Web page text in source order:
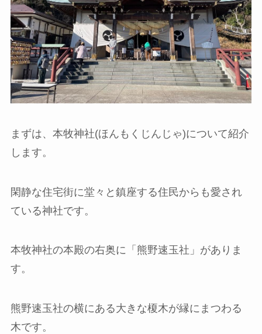
まずは、本牧神社(ほんもくじんじゃ)について紹介
します。
閑静な住宅街に堂々と鎮座する住民からも愛され
ている神社です。
本牧神社の本殿の右奥に「熊野速玉社」がありま
す。
熊野速玉社の横にある大きな榎木が縁にまつわる
木です。